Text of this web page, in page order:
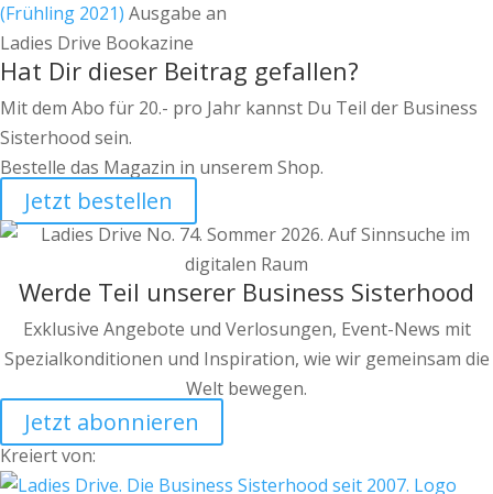
(Frühling 2021) Ausgabe an
Ladies Drive Bookazine
Hat Dir dieser Beitrag gefallen?
Mit dem Abo für 20.- pro Jahr kannst Du Teil der Business
Sisterhood sein.
Bestelle das Magazin in unserem Shop.
Jetzt bestellen
Werde Teil unserer Business Sisterhood
Exklusive Angebote und Verlosungen, Event-News mit
Spezialkonditionen und Inspiration, wie wir gemeinsam die
Welt bewegen.
Jetzt abonnieren
Kreiert von: